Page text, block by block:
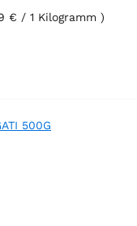
und glutenfrei
€ / 1 Kilogramm )